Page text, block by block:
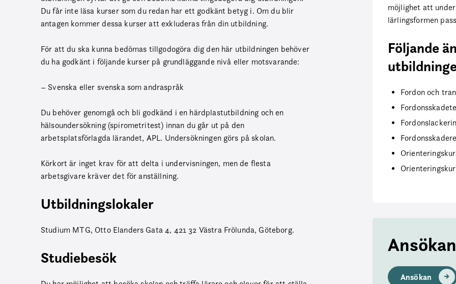
Du får inte läsa kurser som du redan har ett godkänt betyg i. Om du blir
antagen kommer dessa kurser att exkluderas från din utbildning.
För att du ska kunna bedömas tillgodogöra dig den här utbildningen behöver
du ha godkänt i följande kurser på grundläggande nivå eller motsvarande:
– Svenska eller svenska som andraspråk
Du behöver genomgå och bli godkänd i en härdplastutbildning och en
hälsoundersökning (spirometritest) innan du går ut på den
arbetsplatsförlagda lärandet, APL. Undersökningen görs på skolan.
Körkort är inget krav för att delta i undervisningen, men de flesta
arbetsgivare kräver det för anställning.
Utbildningslokaler
Studium MTG, Otto Elanders Gata 4, 421 32 Västra Frölunda, Göteborg.
Studiebesök
möjlighet att
lärlingsformen
Följande
Fordon och
Ansökan
Ansökan